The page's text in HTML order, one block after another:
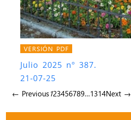
VERSIÓN PDF
Julio 2025 nº 387.
21-07-25
← Previous123456789…1314Next →